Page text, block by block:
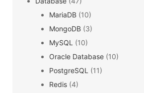
MariaDB (10)
MongoDB (3)
MySQL (10)
Oracle Database (10)
PostgreSQL (11)
Redis (4)